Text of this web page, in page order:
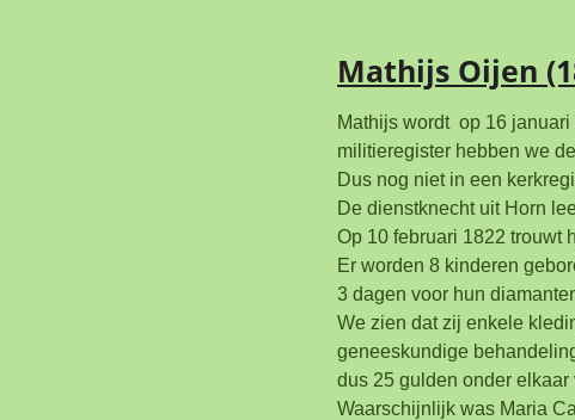
Mathijs Oijen
Mathijs wordt op 16
militieregister hebben we
Dus nog niet in een
De dienstknecht uit Horn
Op 10 februari 1822 trouwt
Er worden 8 kinderen
3 dagen voor hun
We zien dat zij enkele
geneeskundige
dus 25 gulden onder elkaar
Waarschijnlijk was Maria